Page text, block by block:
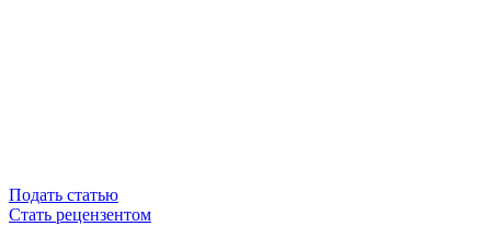
Подать статью
Стать рецензентом